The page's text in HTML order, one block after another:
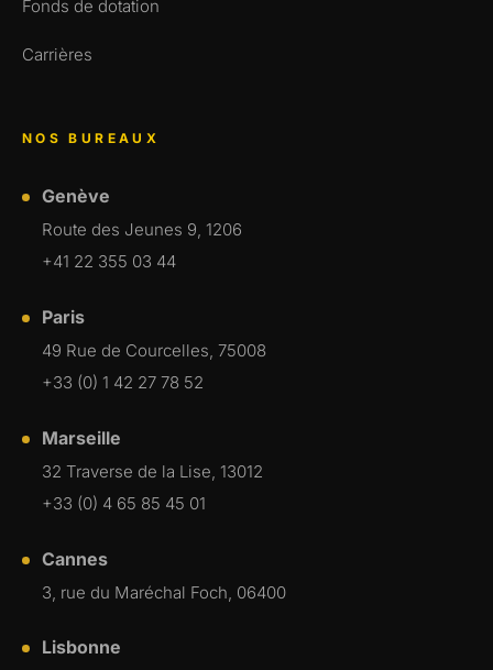
Fonds de dotation
Carrières
NOS BUREAUX
Genève
Route des Jeunes 9, 1206
+41 22 355 03 44
Paris
49 Rue de Courcelles, 75008
+33 (0) 1 42 27 78 52
Marseille
32 Traverse de la Lise, 13012
+33 (0) 4 65 85 45 01
Cannes
3, rue du Maréchal Foch, 06400
Lisbonne